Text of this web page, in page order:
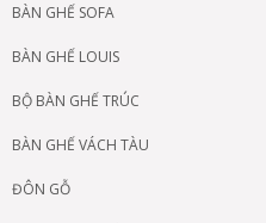
BÀN GHẾ SOFA
BÀN GHẾ LOUIS
BỘ BÀN GHẾ TRÚC
BÀN GHẾ VÁCH TÀU
ĐÔN GỖ